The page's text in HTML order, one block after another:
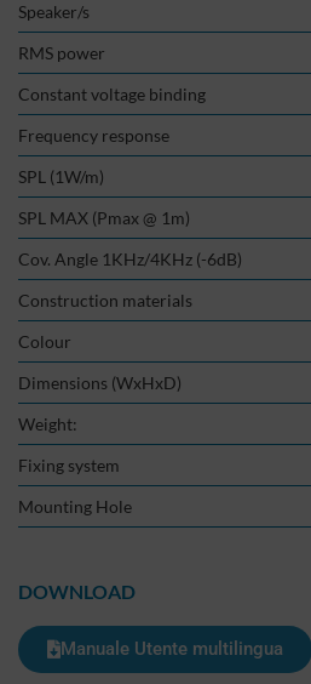
Speaker/s
RMS power
Constant voltage binding
Frequency response
SPL (1W/m)
SPL MAX (Pmax @ 1m)
Cov. Angle 1KHz/4KHz (-6dB)
Construction materials
Colour
Dimensions (WxHxD)
Weight:
Fixing system
Mounting Hole
DOWNLOAD
Manuale Utente multilingua